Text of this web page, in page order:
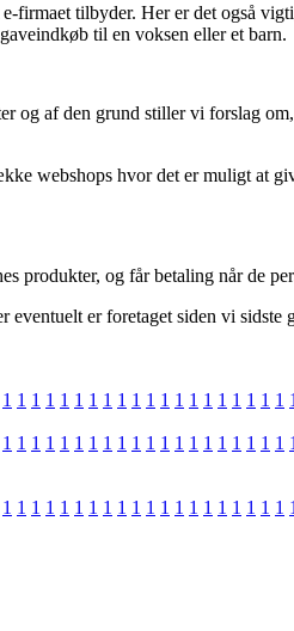
tilbyder. Her er det også
til en voksen eller et barn.
af den grund stiller vi forslag
webshops hvor det er muligt at
produkter, og får betaling når de
er foretaget siden vi sidste
1 1 1 1 1 1 1 1 1 1 1 1 1 1 1 1 1 1 1 1 1
1 1 1 1 1 1 1 1 1 1 1 1 1 1 1 1 1 1 1 1 1
1 1 1 1 1 1 1 1 1 1 1 1 1 1 1 1 1 1 1 1 1